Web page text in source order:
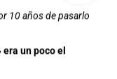
10 años de pasarlo
era un poco el